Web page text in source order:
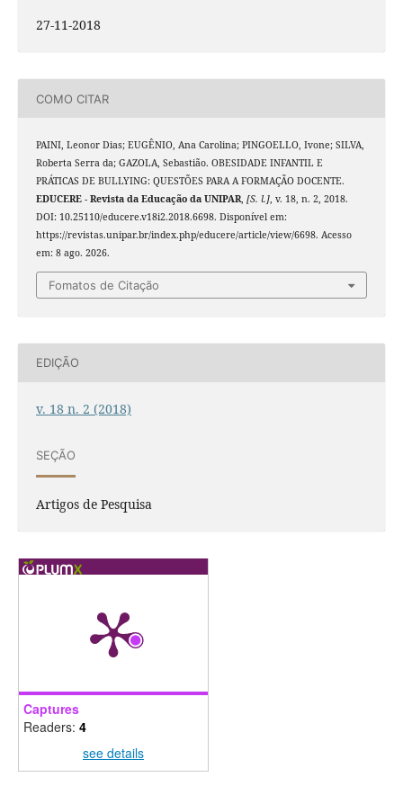
27-11-2018
COMO CITAR
PAINI, Leonor Dias; EUGÊNIO, Ana Carolina; PINGOELLO, Ivone; SILVA,
Roberta Serra da; GAZOLA, Sebastião. OBESIDADE INFANTIL E
PRÁTICAS DE BULLYING: QUESTÕES PARA A FORMAÇÃO DOCENTE.
EDUCERE - Revista da Educação da UNIPAR, [S. l.], v. 18, n. 2, 2018.
DOI: 10.25110/educere.v18i2.2018.6698. Disponível em:
https://revistas.unipar.br/index.php/educere/article/view/6698. Acesso
em: 8 ago. 2026.
Fomatos de Citação
EDIÇÃO
v. 18 n. 2 (2018)
SEÇÃO
Artigos de Pesquisa
Captures
Readers: 4
see details